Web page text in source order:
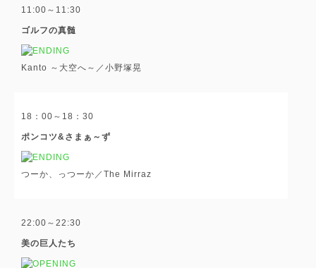
11:00～11:30
ゴルフの真髄
Kanto ～大空へ～／小野塚晃
18：00～18：30
ポンコツ&さまぁ～ず
つーか、っつーか／The Mirraz
22:00～22:30
美の巨人たち